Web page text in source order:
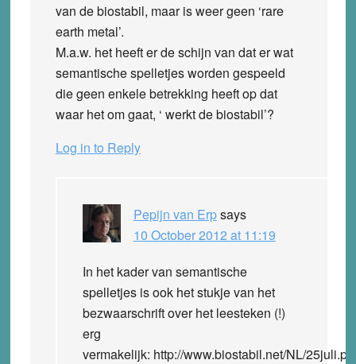
van de biostabil, maar is weer geen ‘rare
earth metal’.
M.a.w. het heeft er de schijn van dat er wat
semantische spelletjes worden gespeeld
die geen enkele betrekking heeft op dat
waar het om gaat, ‘ werkt de biostabil’?
Log in to Reply
Pepijn van Erpsays
10 October 2012 at 11:19
In het kader van semantische
spelletjes is ook het stukje van het
bezwaarschrift over het leesteken (!)
erg
vermakelijk: http://www.biostabil.net/NL/